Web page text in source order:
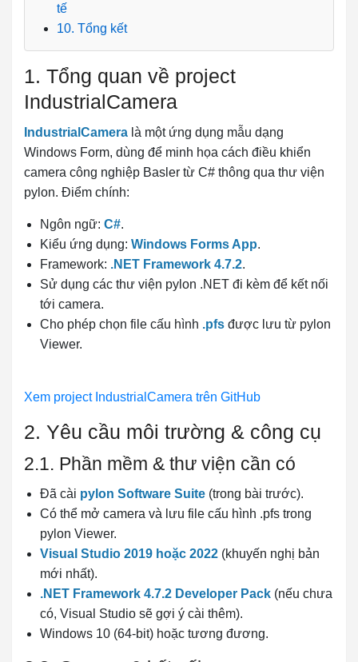
tế
10. Tổng kết
1. Tổng quan về project
IndustrialCamera
IndustrialCamera là một ứng dụng mẫu dạng
Windows Form, dùng để minh họa cách điều khiển
camera công nghiệp Basler từ C# thông qua thư viện
pylon. Điểm chính:
Ngôn ngữ: C#.
Kiểu ứng dụng: Windows Forms App.
Framework: .NET Framework 4.7.2.
Sử dụng các thư viện pylon .NET đi kèm để kết nối
tới camera.
Cho phép chọn file cấu hình .pfs được lưu từ pylon
Viewer.
Xem project IndustrialCamera trên GitHub
2. Yêu cầu môi trường & công cụ
2.1. Phần mềm & thư viện cần có
Đã cài pylon Software Suite (trong bài trước).
Có thể mở camera và lưu file cấu hình .pfs trong
pylon Viewer.
Visual Studio 2019 hoặc 2022 (khuyến nghị bản
mới nhất).
.NET Framework 4.7.2 Developer Pack (nếu chưa
có, Visual Studio sẽ gợi ý cài thêm).
Windows 10 (64-bit) hoặc tương đương.